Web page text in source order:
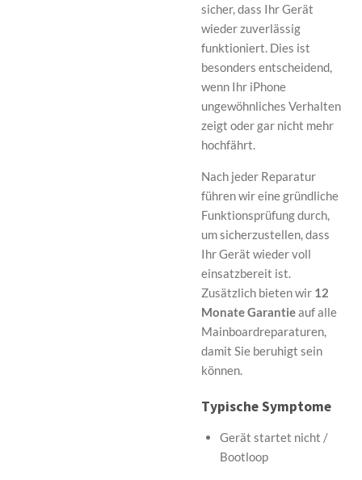
sicher, dass Ihr Gerät
wieder zuverlässig
funktioniert. Dies ist
besonders entscheidend,
wenn Ihr iPhone
ungewöhnliches Verhalten
zeigt oder gar nicht mehr
hochfährt.
Nach jeder Reparatur
führen wir eine gründliche
Funktionsprüfung durch,
um sicherzustellen, dass
Ihr Gerät wieder voll
einsatzbereit ist.
Zusätzlich bieten wir 12
Monate Garantieauf alle
Mainboardreparaturen,
damit Sie beruhigt sein
können.
Typische Symptome
Gerät startet nicht /
Bootloop